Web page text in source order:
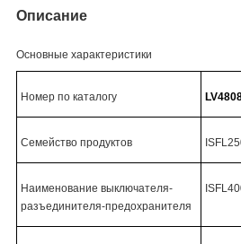
Описание
Основные характеристики
Номер по каталогу
Семейство продуктов
Наименование выключателя-
разъединителя-предохранителя